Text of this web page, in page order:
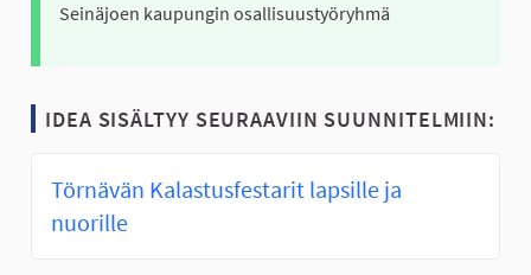
Seinäjoen kaupungin osallisuustyöryhmä
IDEA SISÄLTYY SEURAAVIIN SUUNNITELMIIN:
Törnävän Kalastusfestarit lapsille ja
nuorille